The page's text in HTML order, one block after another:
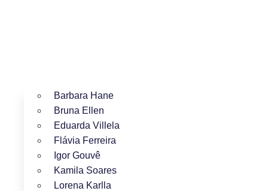
Barbara Hane
Bruna Ellen
Eduarda Villela
Flávia Ferreira
Igor Gouvê
Kamila Soares
Lorena Karlla